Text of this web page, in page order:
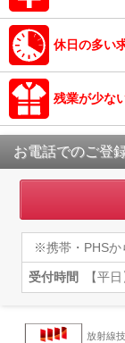
休日の多い
残業が少な
お電話でのご登
※携帯・PHSか
受付時間 【平
放射線